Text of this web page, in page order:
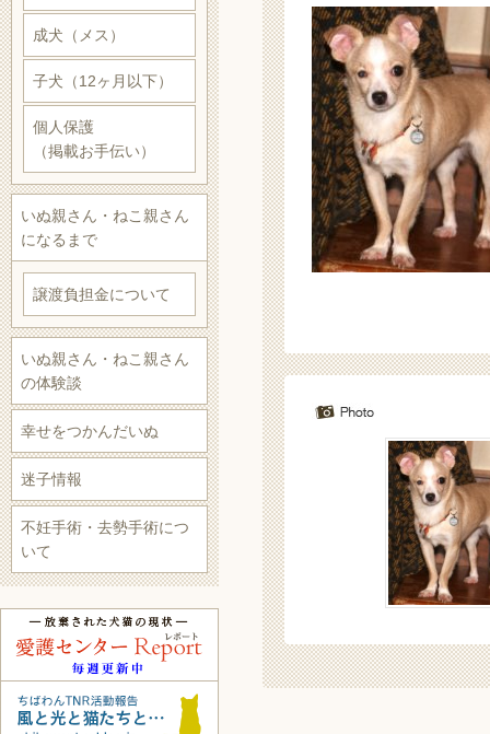
成犬（メス）
子犬（12ヶ月以下）
個人保護
（掲載お手伝い）
いぬ親さん・ねこ親さん
になるまで
譲渡負担金について
いぬ親さん・ねこ親さん
の体験談
幸せをつかんだいぬ
迷子情報
不妊手術・去勢手術につ
いて